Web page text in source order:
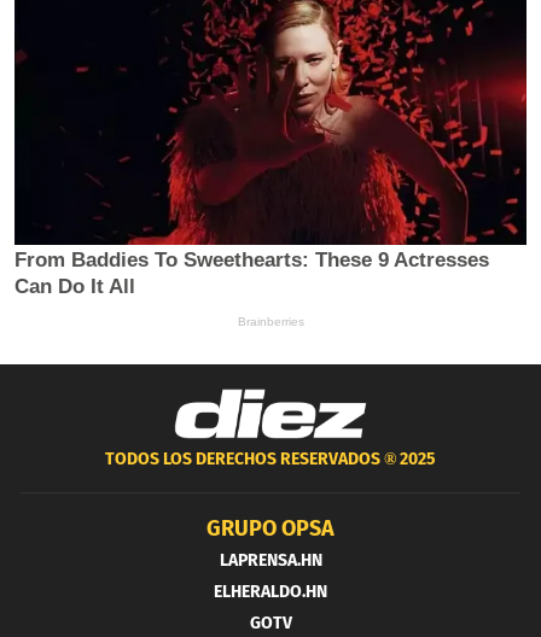
TODOS LOS DERECHOS RESERVADOS ®2025
GRUPO OPSA
LAPRENSA.HN
ELHERALDO.HN
GOTV